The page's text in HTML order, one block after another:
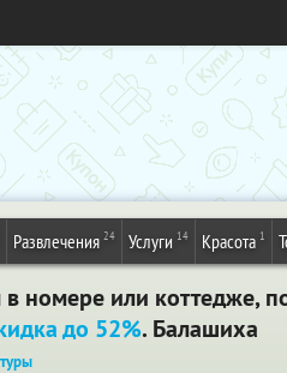
Развлечения 24 Услуги 14 Красота 1
номере или коттедже,
до 52%. Балашиха